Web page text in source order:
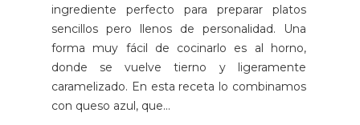
ingrediente perfecto para preparar platos
sencillos pero llenos de personalidad. Una
forma muy fácil de cocinarlo es al horno,
donde se vuelve tierno y ligeramente
caramelizado. En esta receta lo combinamos
con queso azul, que...